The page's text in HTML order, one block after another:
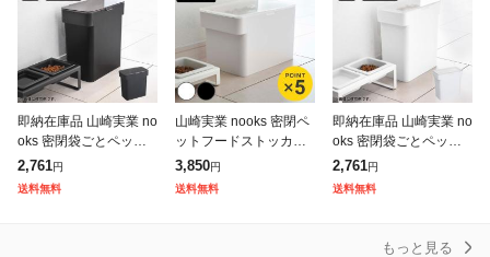
即納在庫品 山崎実業 no
oks 密閉袋ごとペット
フードストッカー 3kg
計量カップ付 ブラック
BK 05614 ヌークス
2,761円
送料無料
山崎実業 nooks 密閉ペ
ットフードストッカー
ヌークス 3.5kg 計量カ
ップ付 ( 49032080561
13 ペットフー
3,850円
送料無料
即納在庫品 山崎実業 no
oks 密閉袋ごとペット
フードストッカー 3kg
計量カップ付 ホワイト
WH 05613 ヌークス
2,761円
送料無料
もっと見る